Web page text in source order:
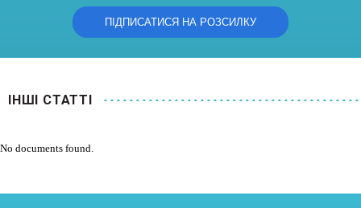
IНШI СТАТТІ
No documents found.